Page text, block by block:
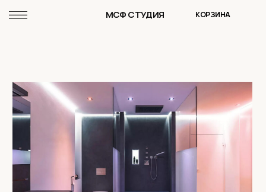
МСФ СТУДИЯ КОРЗИНА